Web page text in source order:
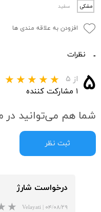
مشکی سفید
افزودن به علاقه مندی ها
نظرات
۵ از ۵
۱ مشارکت کننده
شما هم می‌توانید در
ثبت نظر
درخواست شارژ
Velayati | ۰۴/۰۸/۲۹